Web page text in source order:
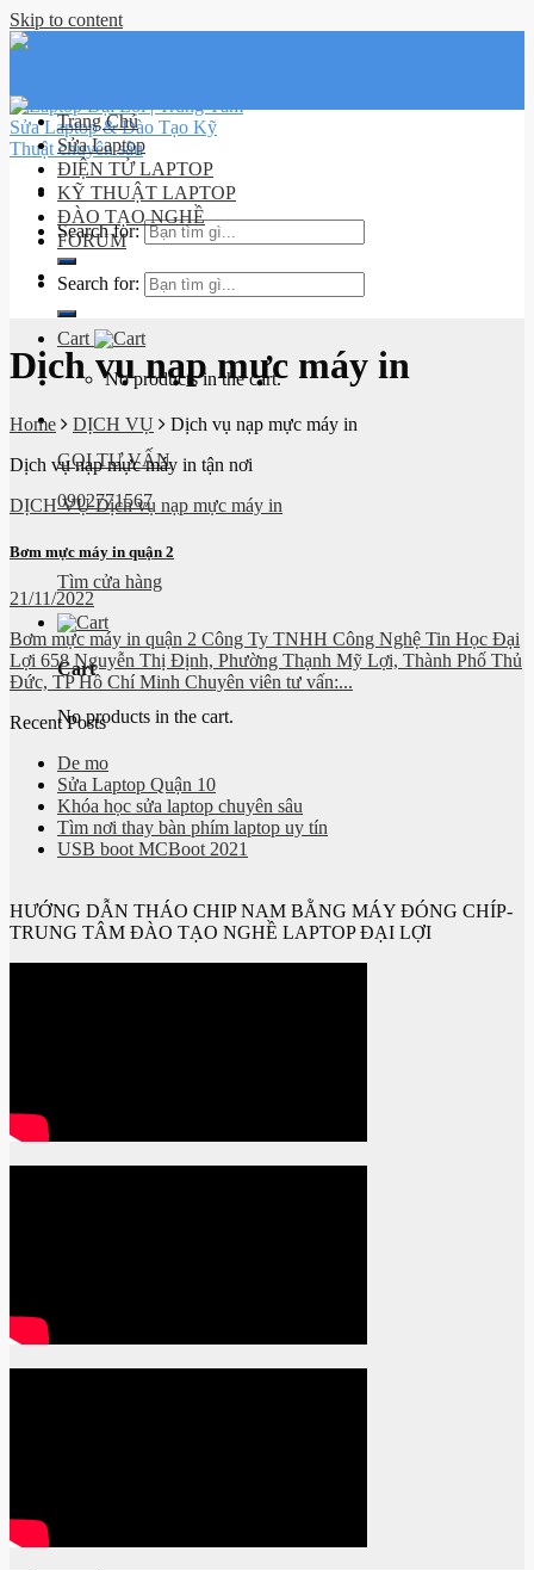
Skip to content
Search for:
Lịch sử
Cart
No products in the cart.
GỌI TƯ VẤN
0902771567
Tìm cửa hàng
Cart
No products in the cart.
Trang Chủ
Sửa Laptop
ĐIỆN TỬ LAPTOP
KỸ THUẬT LAPTOP
ĐÀO TẠO NGHỀ
FORUM
Search for:
Dịch vụ nạp mực máy in
Home DỊCH VỤ
Dịch vụ nạp mực máy in
Dịch vụ nạp mực máy in tận nơi
DỊCH VỤ Dịch vụ nạp mực máy in
Bơm mực máy in quận 2
21/11/2022
Bơm mực máy in quận 2 Công Ty TNHH Công Nghệ Tin Học Đại
Lợi 658 Nguyễn Thị Định, Phường Thạnh Mỹ Lợi, Thành Phố Thủ
Đức, TP Hồ Chí Minh Chuyên viên tư vấn:...
Recent Posts
De mo
Sửa Laptop Quận 10
Khóa học sửa laptop chuyên sâu
Tìm nơi thay bàn phím laptop uy tín
USB boot MCBoot 2021
HƯỚNG DẪN THÁO CHIP NAM BẰNG MÁY ĐÓNG CHÍP-
TRUNG TÂM ĐÀO TẠO NGHỀ LAPTOP ĐẠI LỢI